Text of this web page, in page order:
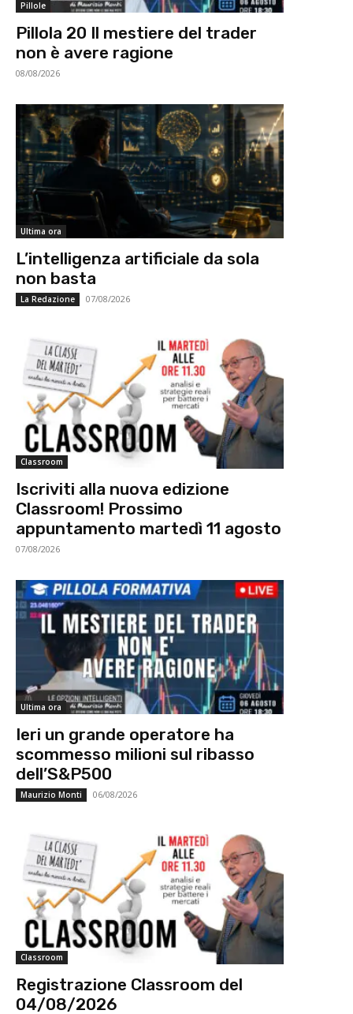
Pillole
Pillola 20 Il mestiere del trader
non è avere ragione
08/08/2026
Ultima ora
L’intelligenza artificiale da sola
non basta
La Redazione 07/08/2026
Classroom
Iscriviti alla nuova edizione
Classroom! Prossimo
appuntamento martedì 11 agosto
07/08/2026
Ultima ora
Ieri un grande operatore ha
scommesso milioni sul ribasso
dell’S&P500
Maurizio Monti 06/08/2026
Classroom
Registrazione Classroom del
04/08/2026